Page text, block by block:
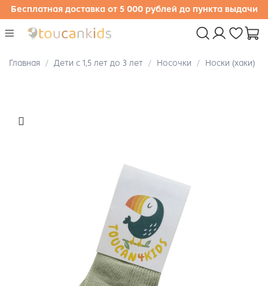
Бесплатная доставка от 5 000 рублей до пункта выдачи
Главная Дети с 1,5 лет до 3 лет Носочки Носки (хаки)